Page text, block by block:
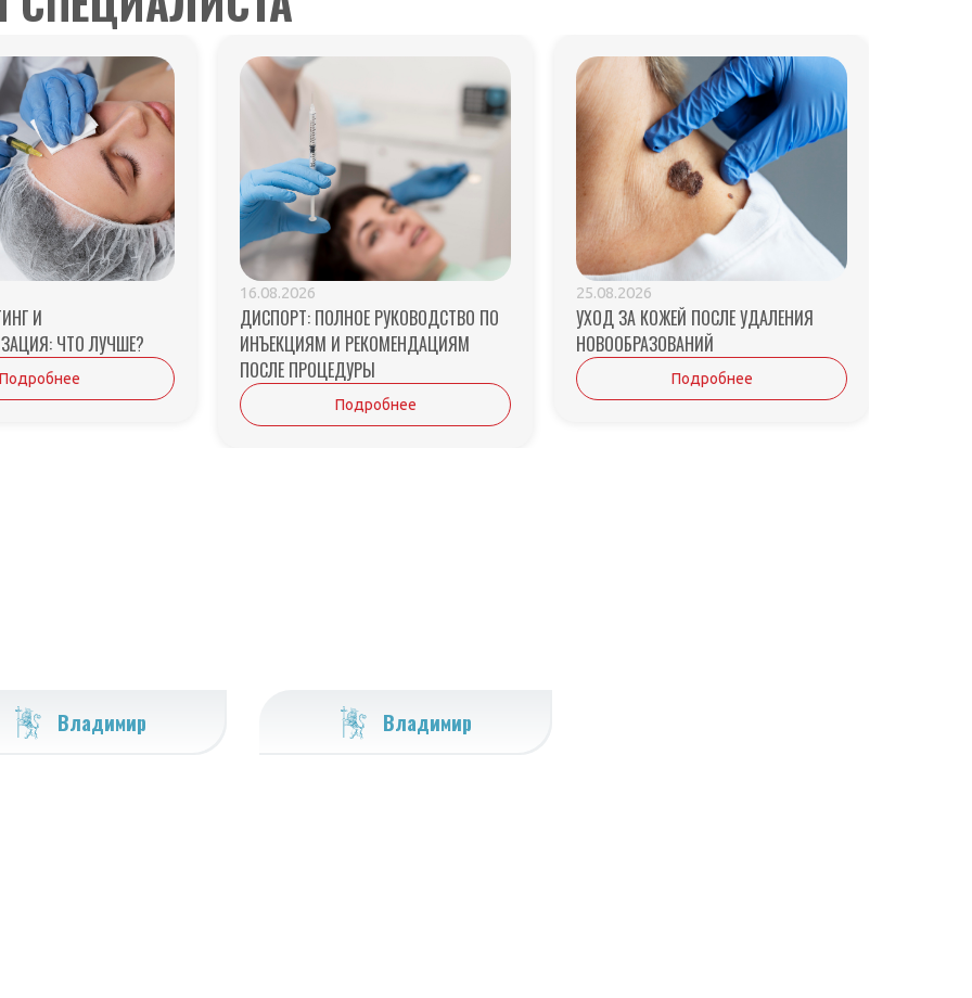
И
ЧТО ЛУЧШЕ?
16.08.2026
ДИСПОРТ: ПОЛНОЕ РУКОВОДСТВО ПО
ИНЪЕКЦИЯМ И РЕКОМЕНДАЦИЯМ
ПОСЛЕ ПРОЦЕДУРЫ
Подробнее
25.08.2026
УХОД ЗА КОЖЕЙ ПОСЛЕ УДАЛЕНИЯ
НОВООБРАЗОВАНИЙ
Подробнее
Владимир Владимир